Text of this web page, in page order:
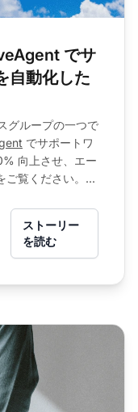
でサ
自動化した
グループの一つで
でサポートワ
向上させ、エー
ご覧ください。...
ストーリー
を読む